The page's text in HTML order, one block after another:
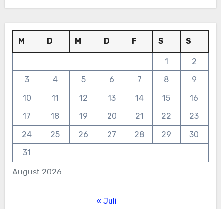
August 2026
M D M D F S S
1
2
3
4 5 6 7 8
9
10
11 12 13 14 15
16
17
18 19 20 21 22
23
24
25 26 27 28 29
30
31
« Juli